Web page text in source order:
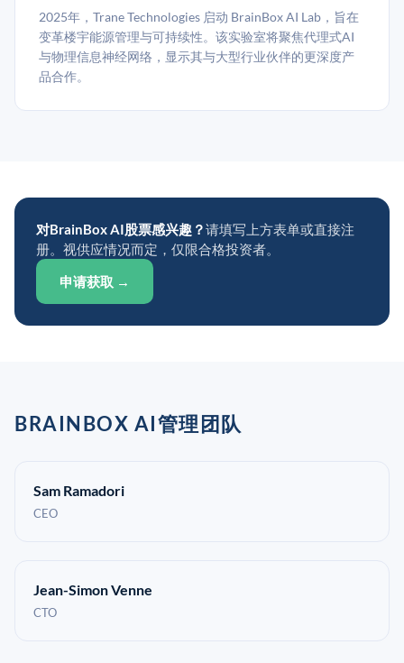
2025年，Trane Technologies 启动 BrainBox AI Lab，旨在
变革楼宇能源管理与可持续性。该实验室将聚焦代理式AI
与物理信息神经网络，显示其与大型行业伙伴的更深度产
品合作。
对BrainBox AI股票感兴趣？请填写上方表单或直接注
册。视供应情况而定，仅限合格投资者。
申请获取 →
BRAINBOX AI管理团队
Sam Ramadori
CEO
Jean-Simon Venne
CTO